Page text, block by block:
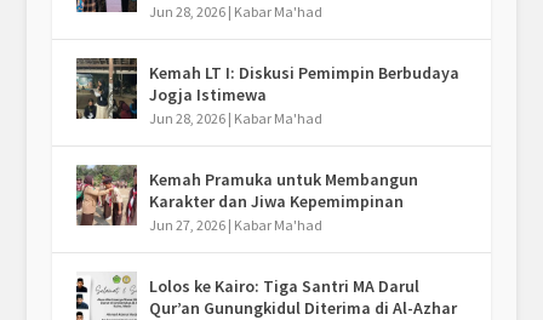
Jun 28, 2026| Kabar Ma'had
Kemah LT I: Diskusi Pemimpin Berbudaya
Jogja Istimewa
Jun 28, 2026| Kabar Ma'had
Kemah Pramuka untuk Membangun
Karakter dan Jiwa Kepemimpinan
Jun 27, 2026| Kabar Ma'had
Lolos ke Kairo: Tiga Santri MA Darul
Qur’an Gunungkidul Diterima di Al-Azhar